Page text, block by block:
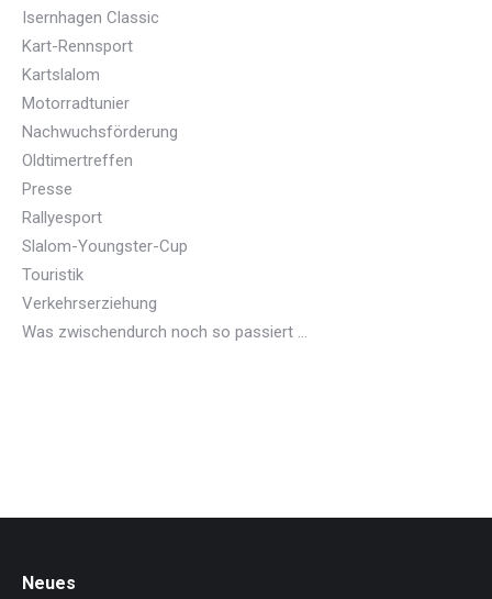
Isernhagen Classic
Kart-Rennsport
Kartslalom
Motorradtunier
Nachwuchsförderung
Oldtimertreffen
Presse
Rallyesport
Slalom-Youngster-Cup
Touristik
Verkehrserziehung
Was zwischendurch noch so passiert …
Neues